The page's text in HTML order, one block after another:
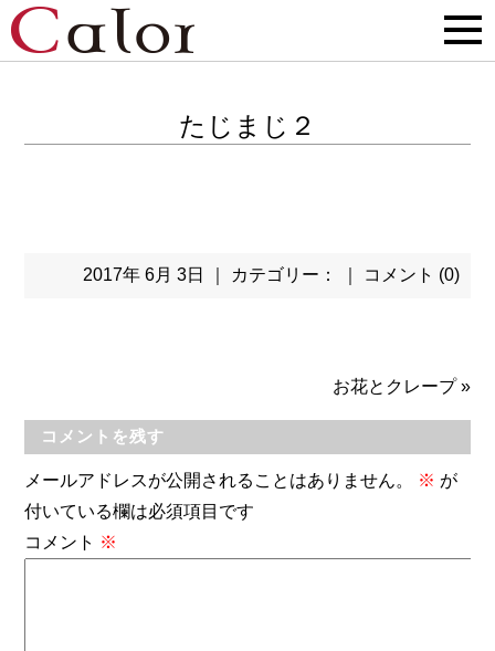
たじまじ２
2017年 6月 3日 ｜ カテゴリー： ｜ コメント (0)
お花とクレープ»
コメントを残す
メールアドレスが公開されることはありません。 ※ が
付いている欄は必須項目です
コメント ※